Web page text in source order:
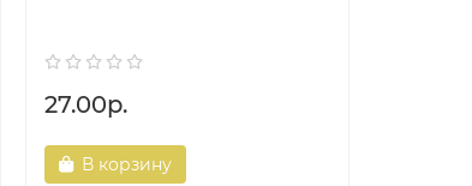
27.00р.
В корзину